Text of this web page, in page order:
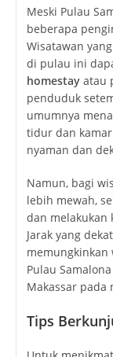
Meski Pulau
beberapa
Wisatawan
di pulau ini
homestayatau
penduduk
umumnya
tidur dan
nyaman dan
Namun, bagi
lebih mewah,
dan melakukan
Jarak yang
Pulau
Makassar pada
Tips